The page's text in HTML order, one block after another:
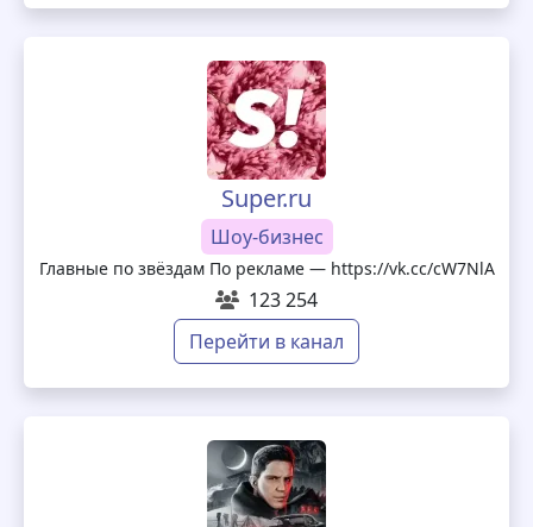
Super.ru
Шоу-бизнес
Главные по звёздам По рекламе — https://vk.cc/cW7NlA
123 254
Перейти в канал